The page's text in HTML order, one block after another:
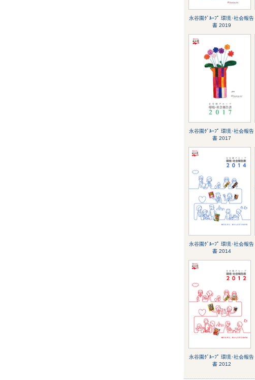
永谷園ｸﾞﾙｰﾌﾟ 環境･社会報告
書 2019
永谷園ｸﾞﾙｰﾌﾟ 環境･社会報告
書 2017
永谷園ｸﾞﾙｰﾌﾟ 環境･社会報告
書 2014
永谷園ｸﾞﾙｰﾌﾟ 環境･社会報告
書 2012